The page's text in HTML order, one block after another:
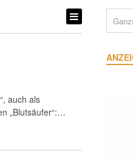
auch als
„Blutsäufer“:…